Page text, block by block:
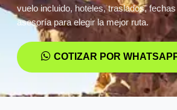
vuelo incluido, hoteles, traslados,
asesoría para elegir la mejor ruta.
COTIZAR POR